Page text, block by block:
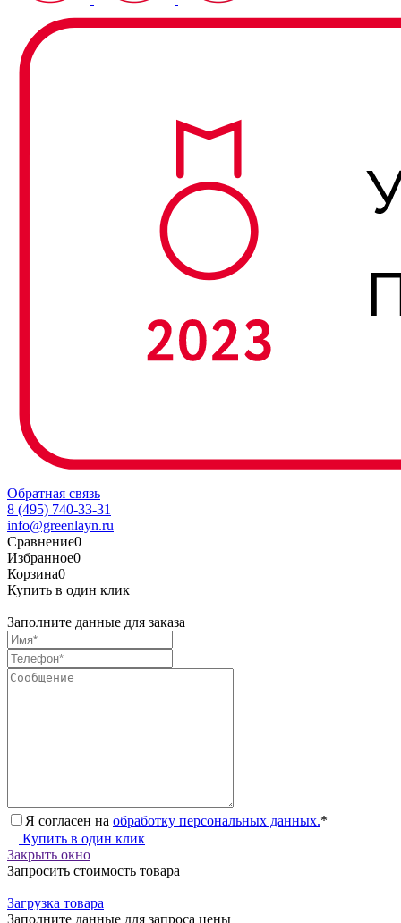
Обратная связь
8 (495) 740-33-31
info@greenlayn.ru
Сравнение0
Избранное0
Корзина0
Купить в один клик
Заполните данные для заказа
Я согласен на обработку персональных данных.*
Купить в один клик
Закрыть окно
Запросить стоимость товара
Загрузка товара
Заполните данные для запроса цены